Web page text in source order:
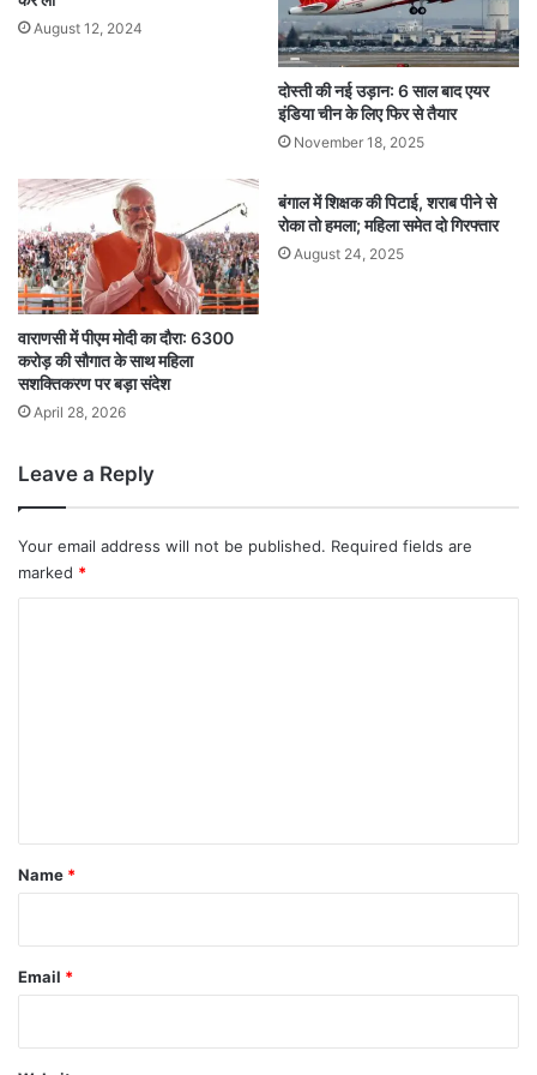
August 12, 2024
दोस्ती की नई उड़ान: 6 साल बाद एयर
इंडिया चीन के लिए फिर से तैयार
November 18, 2025
वाराणसी में पीएम मोदी का दौरा: 6300
करोड़ की सौगात के साथ महिला
सशक्तिकरण पर बड़ा संदेश
April 28, 2026
बंगाल में शिक्षक की पिटाई, शराब पीने से
रोका तो हमला; महिला समेत दो गिरफ्तार
August 24, 2025
Leave a Reply
Your email address will not be published. Required fields are
marked *
*
Name *
Email *